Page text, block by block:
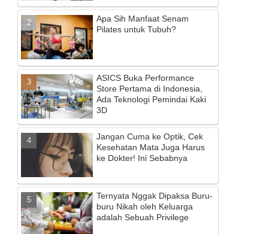
Apa Sih Manfaat Senam
Pilates untuk Tubuh?
ASICS Buka Performance
Store Pertama di Indonesia,
Ada Teknologi Pemindai Kaki
3D
Jangan Cuma ke Optik, Cek
Kesehatan Mata Juga Harus
ke Dokter! Ini Sebabnya
Ternyata Nggak Dipaksa Buru-
buru Nikah oleh Keluarga
adalah Sebuah Privilege